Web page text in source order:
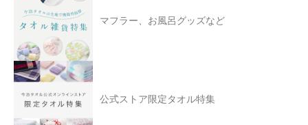
マフラー、お風呂グッズなど
公式ストア限定タオル特集